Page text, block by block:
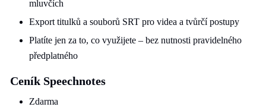
mluvčích
Export titulků a souborů SRT pro videa a tvůrčí postupy
Platíte jen za to, co využijete – bez nutnosti pravidelného
předplatného
Ceník Speechnotes
Zdarma